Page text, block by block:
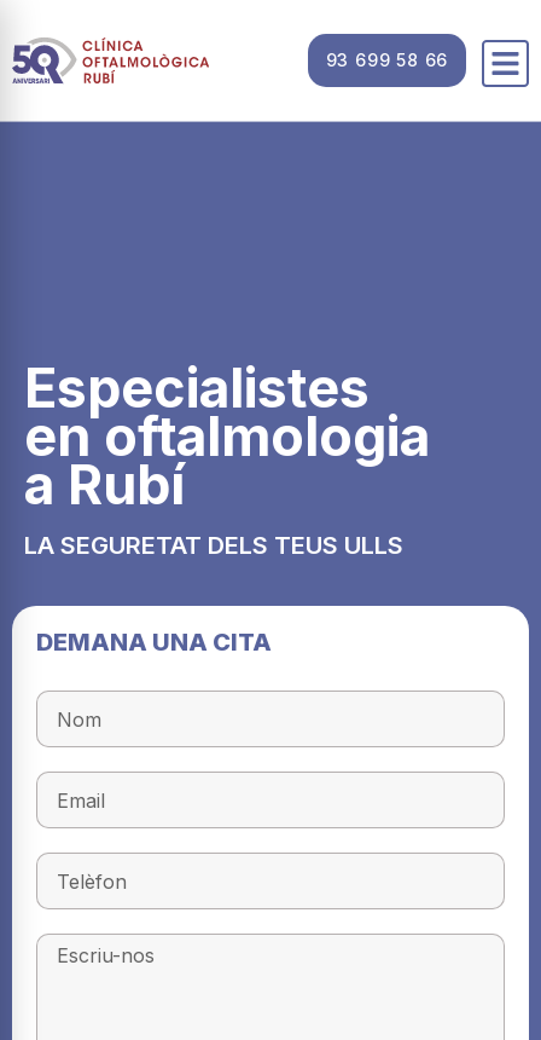
93 699 58 66
Especialistes
en oftalmologia
a Rubí
LA SEGURETAT DELS TEUS ULLS
DEMANA UNA CITA